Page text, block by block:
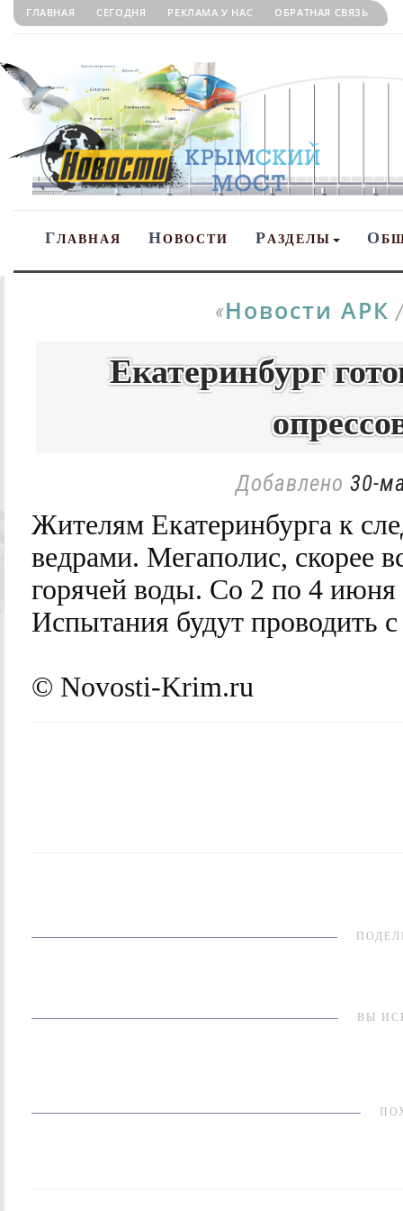
ГЛАВНАЯ СЕГОДНЯ РЕКЛАМА У НАС ОБРАТНАЯ СВЯЗЬ
ГЛАВНАЯ НОВОСТИ РАЗДЕЛЫ О
«Новости АРК
Екатеринбург
Добавлено 30-
Жителям Екатеринбурга к
ведрами. Мегаполис, скорее
горячей воды. Со 2 по 4 июня
Испытания будут проводить
© Novosti-Krim.ru
ВЫ